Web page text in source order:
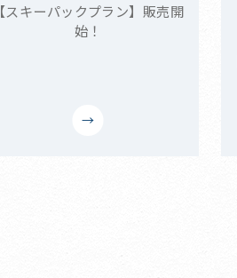
【スキーパックプラン】販売開
始！